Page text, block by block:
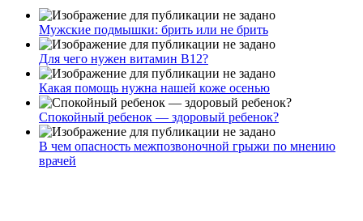
Мужские подмышки: брить или не брить
Для чего нужен витамин В12?
Какая помощь нужна нашей коже осенью
Спокойный ребенок — здоровый ребенок?
В чем опасность межпозвоночной грыжи по мнению
врачей